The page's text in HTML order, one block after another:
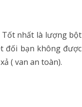
Tốt nhất là lượng bột
đối bạn không được
( van an toàn).